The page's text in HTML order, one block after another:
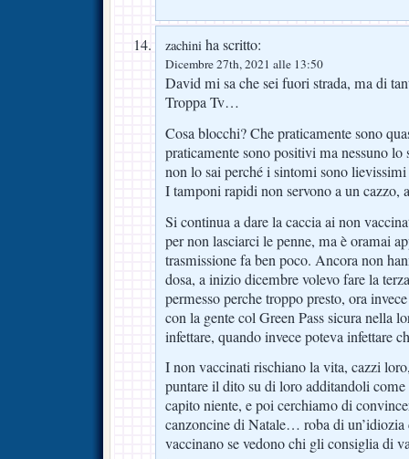
zachini ha scritto:
Dicembre 27th, 2021 alle 13:50
David mi sa che sei fuori strada, ma di
Troppa Tv…
Cosa blocchi? Che praticamente sono
praticamente sono positivi ma nessuno lo
non lo sai perché i sintomi sono
I tamponi rapidi non servono a un cazzo,
Si continua a dare la caccia ai non
per non lasciarci le penne, ma è oramai
trasmissione fa ben poco. Ancora non
dosa, a inizio dicembre volevo fare la
permesso perche troppo presto, ora
con la gente col Green Pass sicura nella
infettare, quando invece poteva infettare
I non vaccinati rischiano la vita, cazzi
puntare il dito su di loro additandoli
capito niente, e poi cerchiamo di
canzoncine di Natale… roba di un’idiozia
vaccinano se vedono chi gli consiglia di